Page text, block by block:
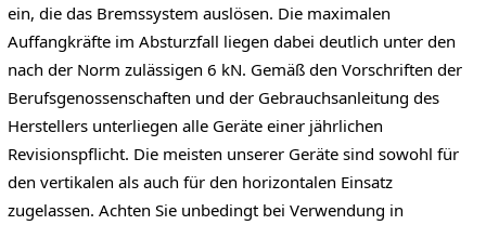
ein, die das Bremssystem auslösen. Die maximalen
Auffangkräfte im Absturzfall liegen dabei deutlich unter den
nach der Norm zulässigen 6 kN. Gemäß den Vorschriften der
Berufsgenossenschaften und der Gebrauchsanleitung des
Herstellers unterliegen alle Geräte einer jährlichen
Revisionspflicht. Die meisten unserer Geräte sind sowohl für
den vertikalen als auch für den horizontalen Einsatz
zugelassen. Achten Sie unbedingt bei Verwendung in